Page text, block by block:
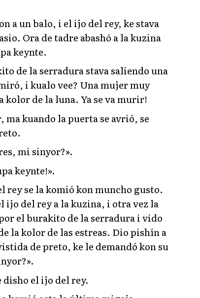
a un balo, i el ijo del rey, ke stava
Ora de tadre abashó a la kuzina
keynte.
de la serradura stava saliendo una
i kualo vee? Una mujer muy
kolor de la luna. Ya se va murir!
kuando la puerta se avrió, se
mi sinyor?».
keynte!».
se la komió kon muncho gusto.
ijo del rey a la kuzina, i otra vez la
el burakito de la serradura i vido
la kolor de las estreas. Dio pishín a
de preto, ke le demandó kon su
disho el ijo del rey.